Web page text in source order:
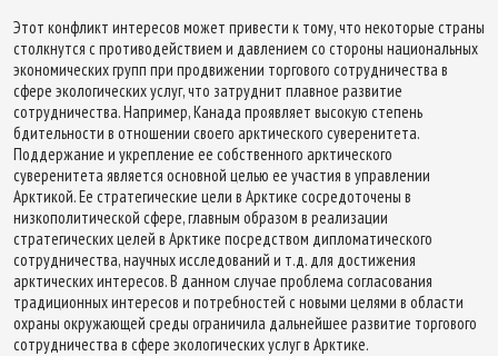
Этот конфликт интересов может привести к тому, что некоторые страны
столкнутся с противодействием и давлением со стороны национальных
экономических групп при продвижении торгового сотрудничества в
сфере экологических услуг, что затруднит плавное развитие
сотрудничества. Например, Канада проявляет высокую степень
бдительности в отношении своего арктического суверенитета.
Поддержание и укрепление ее собственного арктического
суверенитета является основной целью ее участия в управлении
Арктикой. Ее стратегические цели в Арктике сосредоточены в
низкополитической сфере, главным образом в реализации
стратегических целей в Арктике посредством дипломатического
сотрудничества, научных исследований и т.д. для достижения
арктических интересов. В данном случае проблема согласования
традиционных интересов и потребностей с новыми целями в области
охраны окружающей среды ограничила дальнейшее развитие торгового
сотрудничества в сфере экологических услуг в Арктике.